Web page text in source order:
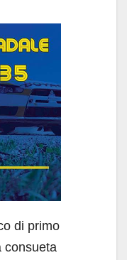
di primo
consueta